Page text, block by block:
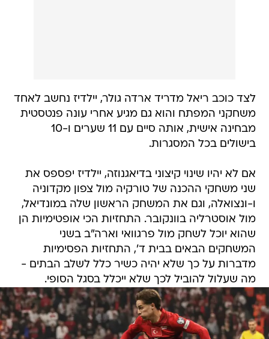
לצד כוכב ריאל מדריד ארדה גולר, יילדיז נחשב לאחד
משחקני המפתח והוא גם מגיע אחרי עונה פנטסטית
מבחינה אישית, אותה סיים עם 11 שערים ו-10
בישולים בכל המסגרות.
אם לא יהיו שינוי קיצוני בדיאגנוזה, יילדיז יפספס את
שני משחקי ההכנה של טורקיה מול צפון מקדוניה
ו-ונצואלה, וגם את המשחק הראשון שלה במונדיאל,
מול אוסטרליה בוונקובר. התחזיות הכי אופטימיות הן
שהוא יוכל לשחק מול פרגוואי וארה"ב בשני
המשחקים הבאים בבית ד', התחזיות הפסימיות
מדברות על כך שלא יהיה כשיר כלל לשלב הבתים -
מה שעלול להוביל לכך שלא ייכלל בסגל הסופי.